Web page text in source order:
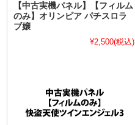
【中古実機パネル】【フィルム
のみ】オリンピア パチスロラ
ブ嬢
¥2,500(税込)